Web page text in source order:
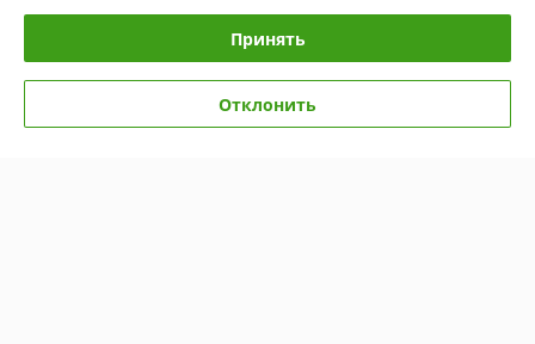
Полная версия сайта
Политика обработки cookies
Принять
Отклонить